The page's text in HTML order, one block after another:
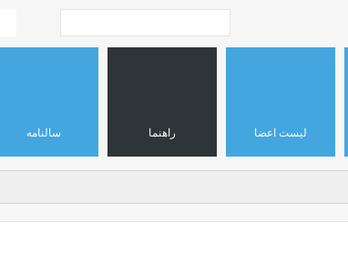
سالنامه راهنما لیست اعضا